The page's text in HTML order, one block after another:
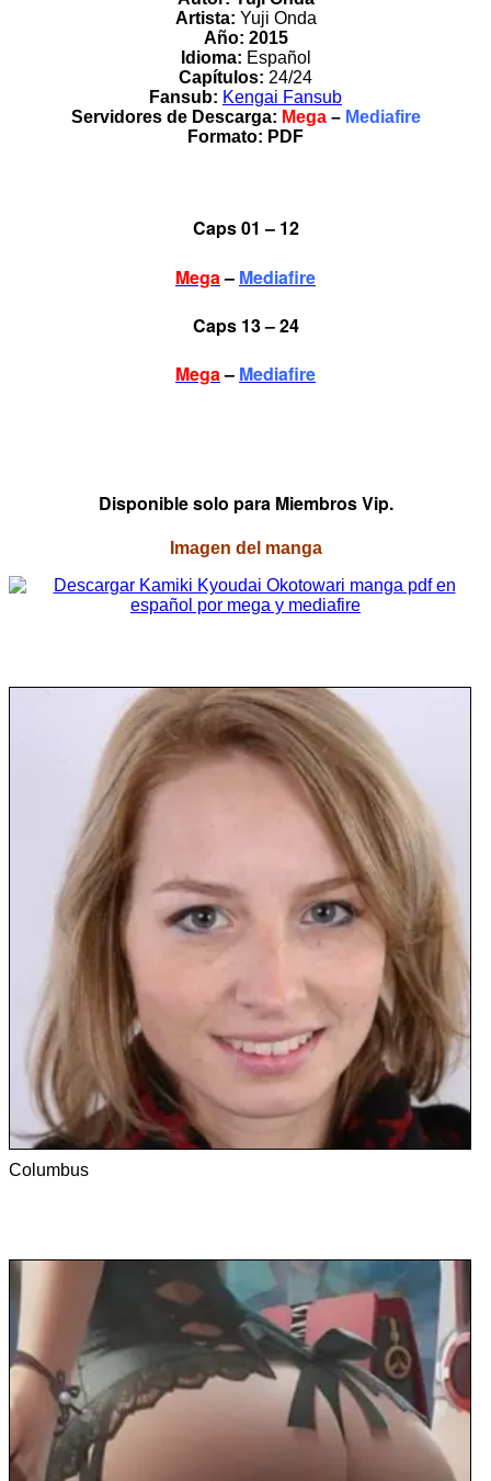
Artista: Yuji Onda
Año: 2015
Idioma: Español
Capítulos: 24/24
Fansub: Kengai Fansub
Servidores de Descarga: Mega– Mediafire
Formato: PDF
Caps 01 – 12
Mega– Mediafire
Caps 13 – 24
Mega– Mediafire
Disponible solo para Miembros Vip.
Imagen del manga
Columbus